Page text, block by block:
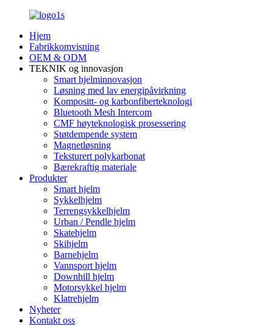
Hjem
Fabrikkomvisning
OEM & ODM
TEKNIK og innovasjon
Smart hjelminnovasjon
Løsning med lav energipåvirkning
Kompositt- og karbonfiberteknologi
Bluetooth Mesh Intercom
CMF høyteknologisk prosessering
Støtdempende system
Magnetløsning
Teksturert polykarbonat
Bærekraftig materiale
Produkter
Smart hjelm
Sykkelhjelm
Terrengsykkelhjelm
Urban / Pendle hjelm
Skatehjelm
Skihjelm
Barnehjelm
Vannsport hjelm
Downhill hjelm
Motorsykkel hjelm
Klatrehjelm
Nyheter
Kontakt oss